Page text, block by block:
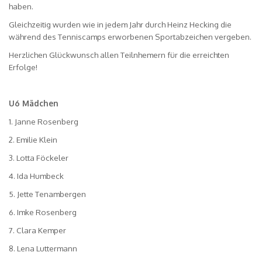
haben.
Gleichzeitig wurden wie in jedem Jahr durch Heinz Hecking die
während des Tenniscamps erworbenen Sportabzeichen vergeben.
Herzlichen Glückwunsch allen Teilnhemern für die erreichten
Erfolge!
U6 Mädchen
1. Janne Rosenberg
2. Emilie Klein
3. Lotta Föckeler
4. Ida Humbeck
5. Jette Tenambergen
6. Imke Rosenberg
7. Clara Kemper
8. Lena Luttermann